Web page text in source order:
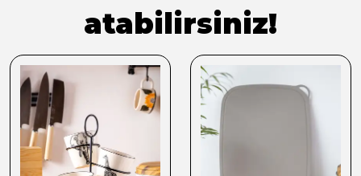
atabilirsiniz!